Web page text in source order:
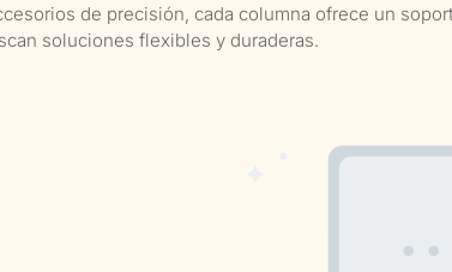
de precisión, cada columna ofrece un
soluciones flexibles y duraderas.